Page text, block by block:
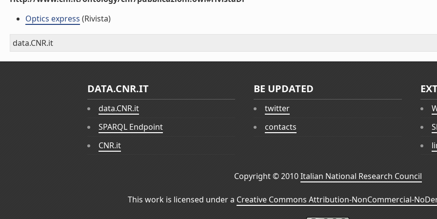
Optics express (Rivista)
data.CNR.it
DATA.CNR.IT
data.CNR.it
SPARQL Endpoint
CNR.it
BE UPDATED
twitter
contacts
Copyright © 2010Italian National Research Council
This work is licensed under a Creative Commons Attribution-NonCommercial-